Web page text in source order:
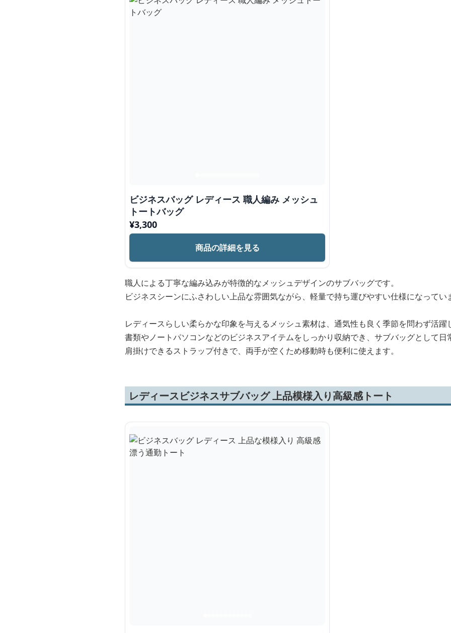
ビジネスバッグ レディース 職人編み メッシュ
トートバッグ
¥3,300
商品の詳細を見る
職人による丁寧な編み込みが特徴的なメッシュデザインのサブバッグです。
ビジネスシーンにふさわしい上品な雰囲気ながら、軽量で持ち運びやすい仕様になってい
レディースらしい柔らかな印象を与えるメッシュ素材は、通気性も良く季節を問わず活躍
書類やノートパソコンなどのビジネスアイテムをしっかり収納でき、サブバッグとして日
肩掛けできるストラップ付きで、両手が空くため移動時も便利に使えます。
レディースビジネスサブバッグ 上品模様入り高級感トート